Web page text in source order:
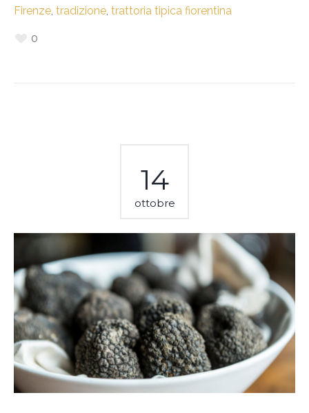
Firenze, tradizione, trattoria tipica fiorentina
0
14
ottobre